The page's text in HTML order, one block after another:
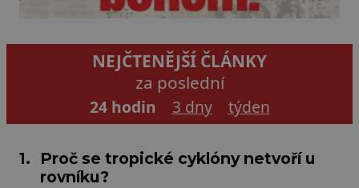
NEJČTENĚJŠÍ ČLÁNKY
za poslední
24 hodin 3 dny týden
1.
Proč se tropické cyklóny netvoří u
rovníku?